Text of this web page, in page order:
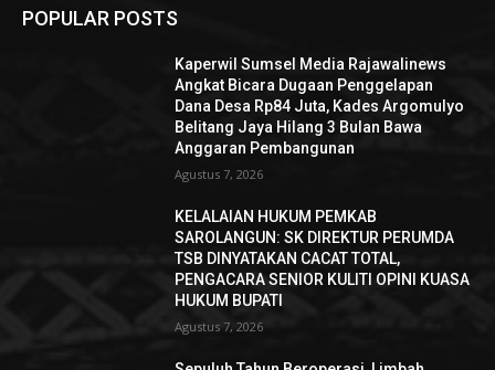
POPULAR POSTS
Kaperwil Sumsel Media Rajawalinews
Angkat Bicara Dugaan Penggelapan
Dana Desa Rp84 Juta, Kades Argomulyo
Belitang Jaya Hilang 3 Bulan Bawa
Anggaran Pembangunan
Agustus 7, 2026
KELALAIAN HUKUM PEMKAB
SAROLANGUN: SK DIREKTUR PERUMDA
TSB DINYATAKAN CACAT TOTAL,
PENGACARA SENIOR KULITI OPINI KUASA
HUKUM BUPATI
Agustus 7, 2026